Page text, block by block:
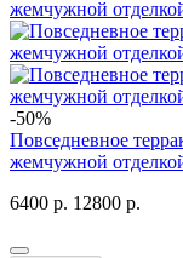
-50%
Повседневное
жемчужной
6400 р. 12800 р.